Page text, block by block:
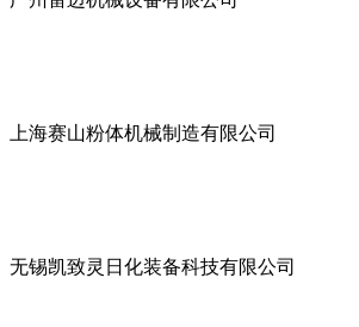
上海赛山粉体机械制造有限公司
无锡凯致灵日化装备科技有限公司